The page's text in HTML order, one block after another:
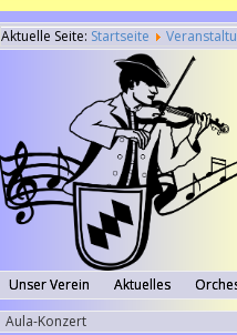
Aktuelle Seite: Startseite
Unser Verein Aktuelles
Aula-Konzert